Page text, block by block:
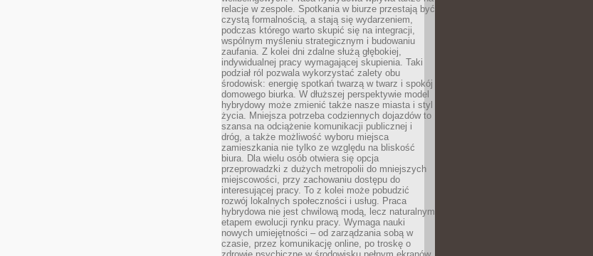
relacje w zespole. Spotkania w biurze przestają być
czystą formalnością, a stają się wydarzeniem,
podczas którego warto skupić się na integracji,
wspólnym myśleniu strategicznym i budowaniu
zaufania. Z kolei dni zdalne służą głębokiej,
indywidualnej pracy wymagającej skupienia. Taki
podział ról pozwala wykorzystać zalety obu
środowisk: energię spotkań twarzą w twarz i spokój
domowego biurka. W dłuższej perspektywie model
hybrydowy może zmienić także nasze miasta i styl
życia. Mniejsza potrzeba codziennych dojazdów to
szansa na odciążenie komunikacji publicznej i
dróg, a także możliwość wyboru miejsca
zamieszkania nie tylko ze względu na bliskość
biura. Dla wielu osób otwiera się opcja
przeprowadzki z dużych metropolii do mniejszych
miejscowości, przy zachowaniu dostępu do
interesującej pracy. To z kolei może pobudzić
rozwój lokalnych społeczności i usług. Praca
hybrydowa nie jest chwilową modą, lecz naturalnym
etapem ewolucji rynku pracy. Wymaga nauki
nowych umiejętności – od zarządzania sobą w
czasie, przez komunikację online, po troskę o